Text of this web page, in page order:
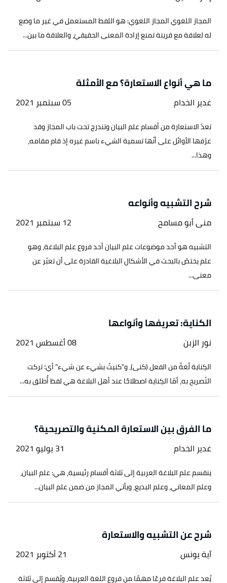
المجاز اللغوي المجاز اللغوي: هو اللفظ المستعمل في غير ما وضع
له لعلاقة مع قرينة تمنع إرادة المعنى الحقيقيّ، والعلاقة ما بين...
ما هي أنواع الاستعارة؟ مع الأمثلة
غدير الخدام 05 سبتمبر 2021
تعدّ الاستعارة من أقسام علم البيان وتندرج تحت باب المجاز وقد
عرّفها الأوائل على أنّها تسمية الشيء باسم غيره إذ قام مقامه،
وهذا...
شرح التشبيه وأنواعه
منى أبو مسامح 12 سبتمبر 2021
التشبيه هو أحد موضوعات علم البيان أحد فروع علم البلاغة، وهو
علم يختصّ بالبحث في الأشكال البلاغية القادرة على أن تعبّر عن
معنى...
الكناية: تعريفها وأنواعها
نور الزبن 08 أغسطس 2021
الكِناية لُغةً من الفعل (كنى)، و"كنيتُ بشيء عن شيء" أي؛ تركت
التّصريح به، أمّا الكِناية اصطلاحًا عند أهل البلاغة هي لفظ أُطلق به...
ما الفرق بين الاستعارة المكنية والتصريحية؟
غدير الخدام 31 يوليو 2021
ينقسم علم البلاغة العربية إلى ثلاثة أقسام رئيسية، هي: علم البيان،
وعلم المعاني، وعلم البديع، ويأتي المجاز من ضمن علم البيان...
شرح عن التشبيه والاستعارة
آية يونس 21 أكتوبر 2021
يُعد علم البلاغة فرعًا مهمًا من فروع اللغة العربية، ويُقسم إلى ثلاثة